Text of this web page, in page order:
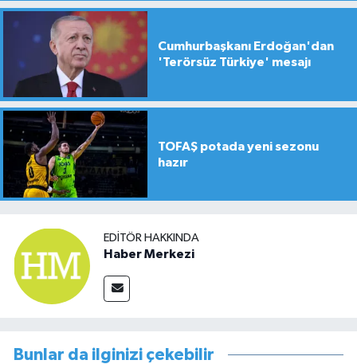
Cumhurbaşkanı Erdoğan'dan
'Terörsüz Türkiye' mesajı
TOFAŞ potada yeni sezonu
hazır
EDITÖR HAKKINDA
Haber Merkezi
Bunlar da ilginizi çekebilir